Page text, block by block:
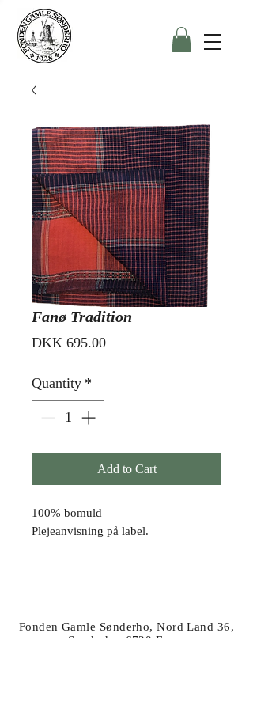
Fanø Tradition
DKK 695.00Price
Quantity *
Add to Cart
100% bomuld
Plejeanvisning på label.
Fonden Gamle Sønderho, Nord Land 36,
Sønderho, 6720 Fanø